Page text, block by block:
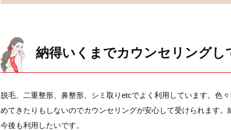
納得いくまでカウンセリングし
脱毛、二重整形、鼻整形、シミ取りetcでよく利用しています。色
めてきたりもしないのでカウンセリングが安心して受けられます
今後も利用したいです。